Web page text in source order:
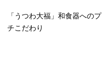
稿
ナ
「うつわ大福」和食器へのプ
チこだわり